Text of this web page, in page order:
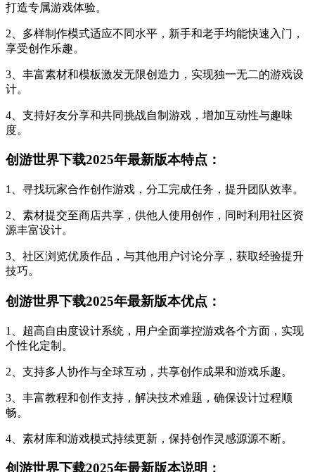
打造专属游戏体验。
2、多样制作模式适应不同水平，新手和老手均能快速入门，
享受创作乐趣。
3、丰富素材和模板激发无限创造力，实现独一无二的游戏设
计。
4、支持好友分享和共同挑战自制游戏，增加互动性与趣味
度。
创游世界下载2025年最新版本特点：
1、寻找玩家合作创作游戏，分工完成任务，提升团队效率。
2、素材提交至商店共享，供他人使用创作，同时利用社区资
源丰富设计。
3、社区浏览优质作品，与其他用户讨论分享，获取经验提升
技巧。
创游世界下载2025年最新版本优点：
1、超高自由度设计系统，用户全面掌控游戏各个方面，实现
个性化定制。
2、支持多人协作与全球互动，共享创作成果和游戏乐趣。
3、丰富教程和创作支持，解决技术难题，确保设计过程顺
畅。
4、素材库和游戏模式持续更新，保持创作灵感源源不断。
创游世界下载2025年最新版本说明：